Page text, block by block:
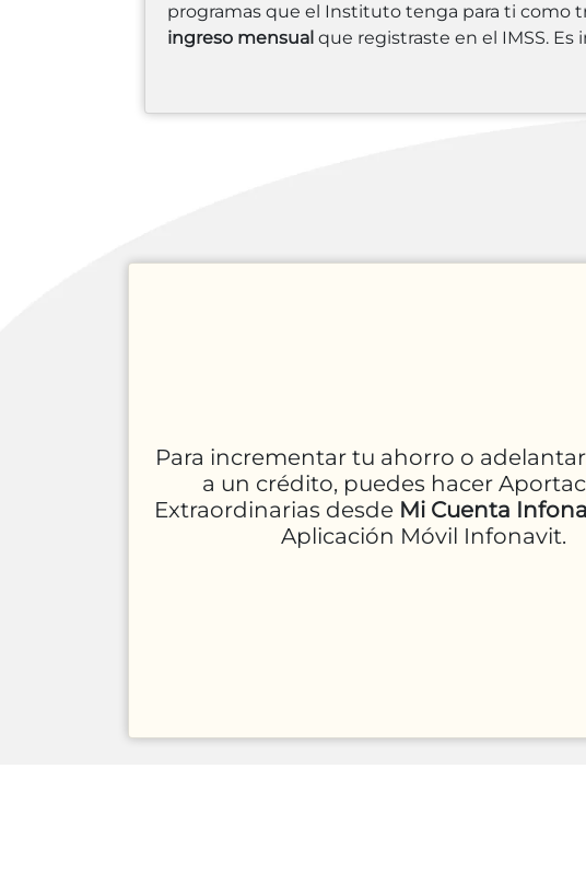
programas que el Instituto tenga para ti como
ingreso mensual que registraste en el IMSS.
Para incrementar tu ahorro o
a un crédito, puedes hacer
Extraordinarias desde Mi Cuenta
Aplicación Móvil Infonavit.